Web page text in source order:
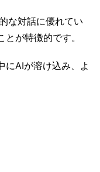
な対話に優れてい
が特徴的です。
にAIが溶け込み、よ